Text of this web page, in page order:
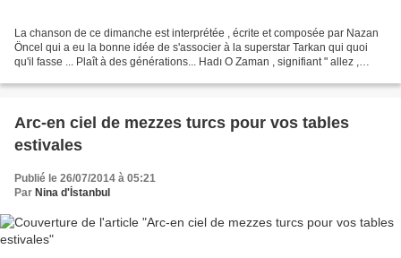
La chanson de ce dimanche est interprétée , écrite et composée par Nazan
Öncel qui a eu la bonne idée de s'associer à la superstar Tarkan qui quoi
qu'il fasse ... Plaît à des générations... Hadı O Zaman , signifiant " allez ,
Arc-en ciel de mezzes turcs pour vos tables
estivales
Publié le 26/07/2014 à 05:21
Par Nina d'İstanbul